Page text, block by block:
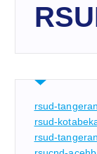
rsud-
rsud-
rsud-